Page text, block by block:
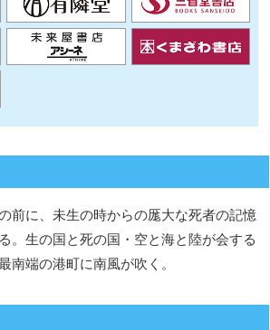
前に、未生の時からの厖大な死者の記憶
。生の国と死の国・空と海と陸が会する
南端の港町に南風が吹く。